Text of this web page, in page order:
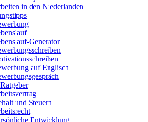
in den Niederlanden
Generator
auf Englisch
und Steuern
Entwicklung